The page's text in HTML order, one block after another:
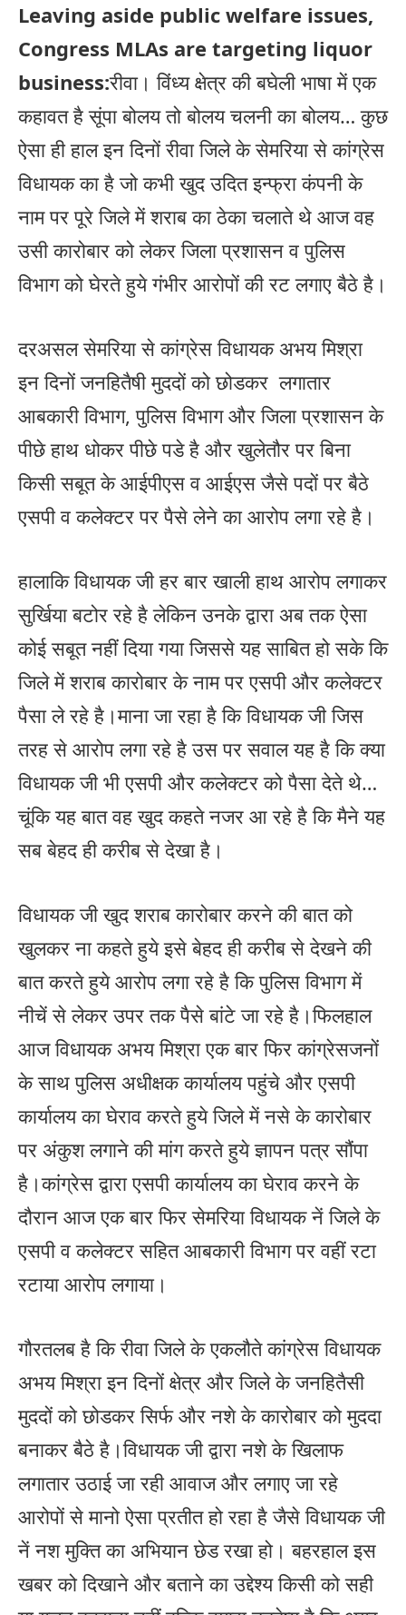
Leaving aside public welfare issues,
Congress MLAs are targeting liquor
business:रीवा। विंध्य क्षेत्र की बघेली भाषा में एक
कहावत है सूंपा बोलय तो बोलय चलनी का बोलय… कुछ
ऐसा ही हाल इन दिनों रीवा जिले के सेमरिया से कांग्रेस
विधायक का है जो कभी खुद उदित इन्फ्रा कंपनी के
नाम पर पूरे जिले में शराब का ठेका चलाते थे आज वह
उसी कारोबार को लेकर जिला प्रशासन व पुलिस
विभाग को घेरते हुये गंभीर आरोपों की रट लगाए बैठे है।
दरअसल सेमरिया से कांग्रेस विधायक अभय मिश्रा
इन दिनों जनहितैषी मुददों को छोडकर लगातार
आबकारी विभाग, पुलिस विभाग और जिला प्रशासन के
पीछे हाथ धोकर पीछे पडे है और खुलेतौर पर बिना
किसी सबूत के आईपीएस व आईएस जैसे पदों पर बैठे
एसपी व कलेक्टर पर पैसे लेने का आरोप लगा रहे है।
हालाकि विधायक जी हर बार खाली हाथ आरोप लगाकर
सुर्खिया बटोर रहे है लेकिन उनके द्वारा अब तक ऐसा
कोई सबूत नहीं दिया गया जिससे यह साबित हो सके कि
जिले में शराब कारोबार के नाम पर एसपी और कलेक्टर
पैसा ले रहे है।माना जा रहा है कि विधायक जी जिस
तरह से आरोप लगा रहे है उस पर सवाल यह है कि क्या
विधायक जी भी एसपी और कलेक्टर को पैसा देते थे…
चूंकि यह बात वह खुद कहते नजर आ रहे है कि मैने यह
सब बेहद ही करीब से देखा है।
विधायक जी खुद शराब कारोबार करने की बात को
खुलकर ना कहते हुये इसे बेहद ही करीब से देखने की
बात करते हुये आरोप लगा रहे है कि पुलिस विभाग में
नीचें से लेकर उपर तक पैसे बांटे जा रहे है।फिलहाल
आज विधायक अभय मिश्रा एक बार फिर कांग्रेसजनों
के साथ पुलिस अधीक्षक कार्यालय पहुंचे और एसपी
कार्यालय का घेराव करते हुये जिले में नसे के कारोबार
पर अंकुश लगाने की मांग करते हुये ज्ञापन पत्र सौंपा
है।कांग्रेस द्वारा एसपी कार्यालय का घेराव करने के
दौरान आज एक बार फिर सेमरिया विधायक नें जिले के
एसपी व कलेक्टर सहित आबकारी विभाग पर वहीं रटा
रटाया आरोप लगाया।
गौरतलब है कि रीवा जिले के एकलौते कांग्रेस विधायक
अभय मिश्रा इन दिनों क्षेत्र और जिले के जनहितैसी
मुददों को छोडकर सिर्फ और नशे के कारोबार को मुददा
बनाकर बैठे है।विधायक जी द्वारा नशे के खिलाफ
लगातार उठाई जा रही आवाज और लगाए जा रहे
आरोपों से मानो ऐसा प्रतीत हो रहा है जैसे विधायक जी
नें नश मुक्ति का अभियान छेड रखा हो। बहरहाल इस
खबर को दिखाने और बताने का उद्देश्य किसी को सही